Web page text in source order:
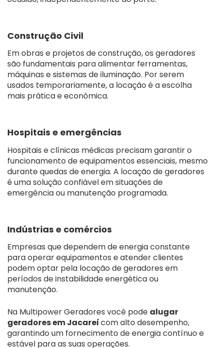
Construção Civil
Em obras e projetos de construção, os geradores
são fundamentais para alimentar ferramentas,
máquinas e sistemas de iluminação. Por serem
usados temporariamente, a locação é a escolha
mais prática e econômica.
Hospitais e emergências
Hospitais e clínicas médicas precisam garantir o
funcionamento de equipamentos essenciais, mesmo
durante quedas de energia. A locação de geradores
é uma solução confiável em situações de
emergência ou manutenção programada.
Indústrias e comércios
Empresas que dependem de energia constante
para operar equipamentos e atender clientes
podem optar pela locação de geradores em
períodos de instabilidade energética ou
manutenção.
Na Multipower Geradores você pode alugar
geradores em Jacareícom alto desempenho,
garantindo um fornecimento de energia contínuo e
estável para as suas operações.